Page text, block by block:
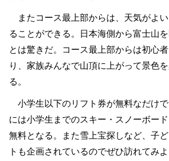
またコース最上部からは、天気がよ
ることができる。日本海側から富士山
とは驚きだ。コース最上部からは初心
り、家族みんなで山頂に上がって景色
る。
小学生以下のリフト券が無料なだけ
には小学生までのスキー・スノーボー
無料となる。また雪上宝探しなど、子
トも企画されているのでぜひ訪れてみよ